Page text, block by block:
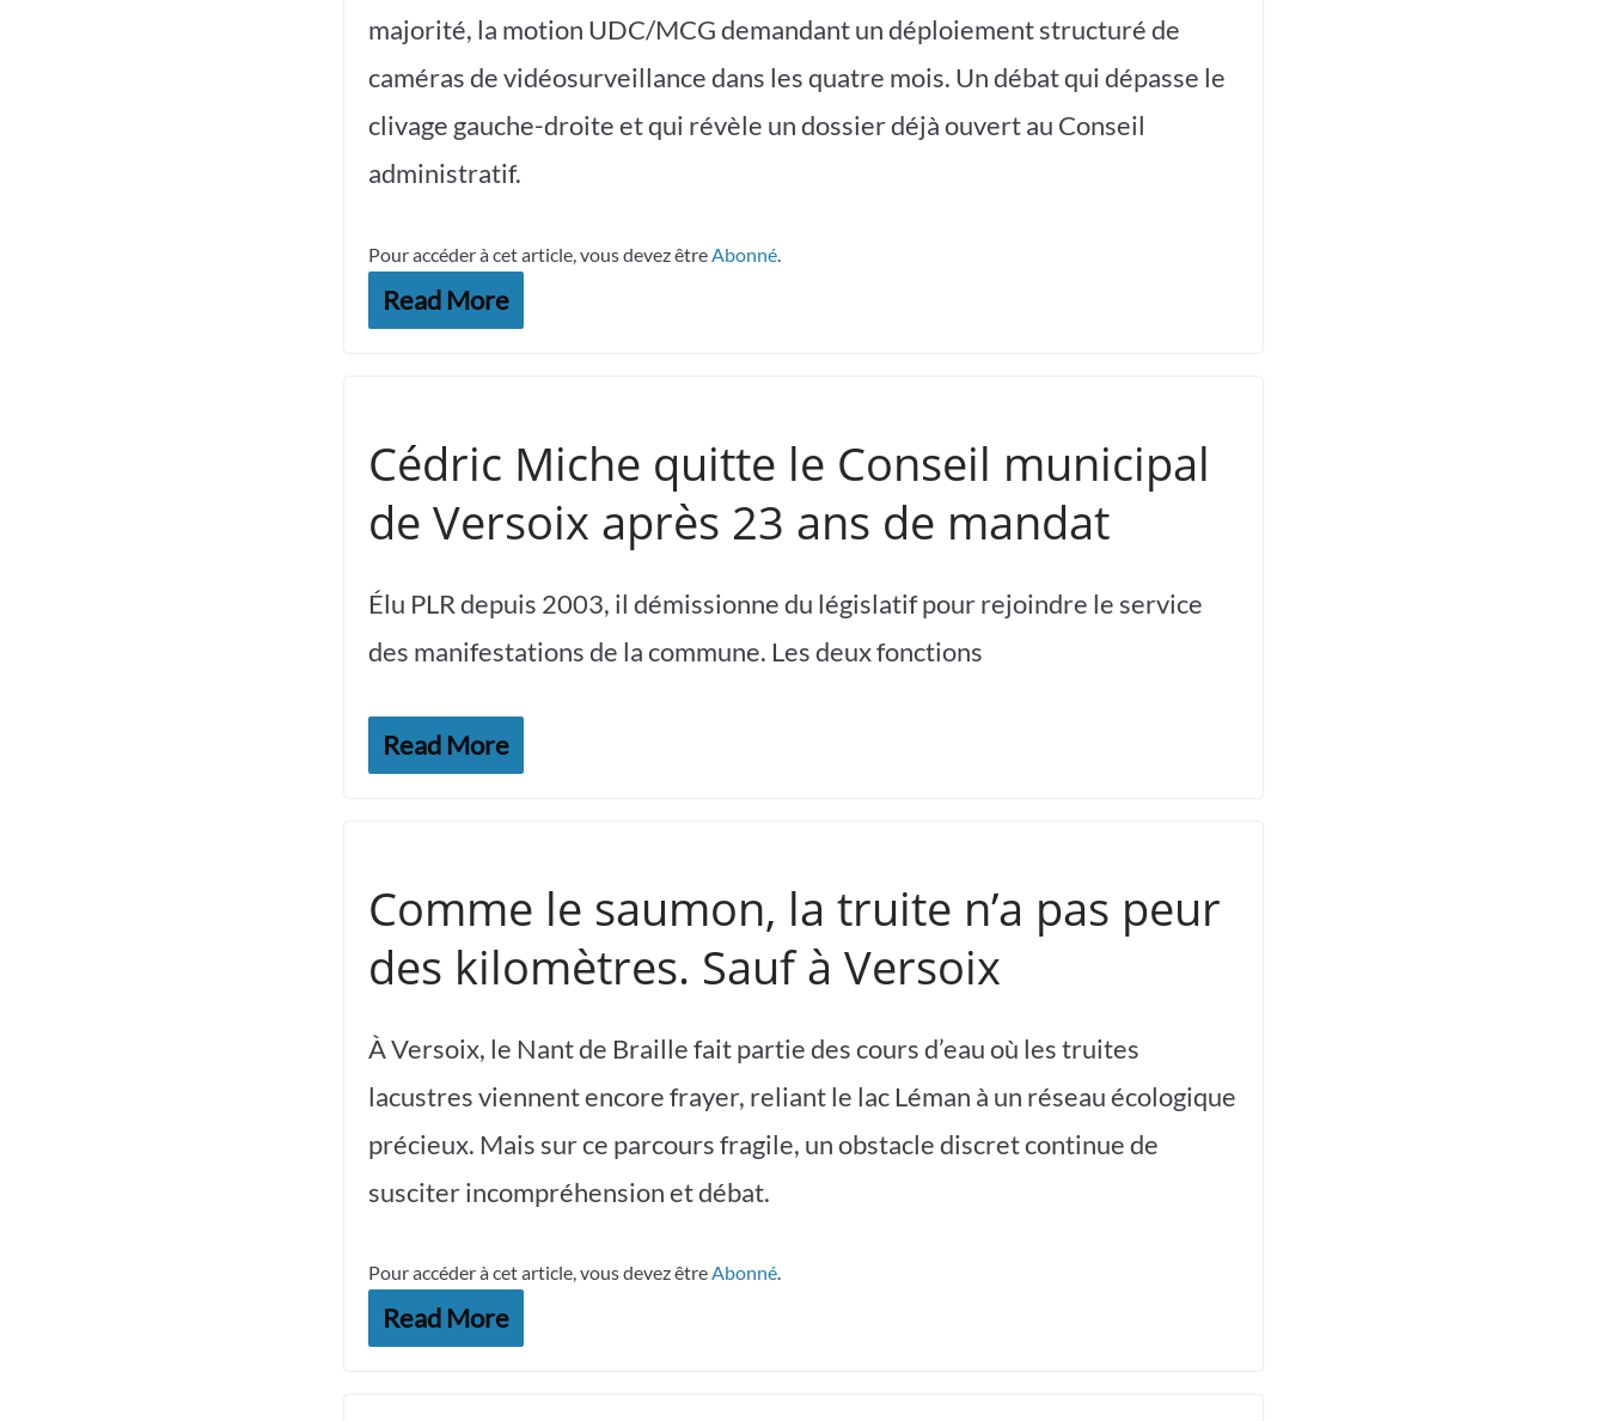
majorité, la motion UDC/MCG demandant un déploiement structuré de
caméras de vidéosurveillance dans les quatre mois. Un débat qui dépasse le
clivage gauche-droite et qui révèle un dossier déjà ouvert au Conseil
administratif.
Pour accéder à cet article, vous devez êtreAbonné.
Read More
Cédric Miche quitte le Conseil municipal
de Versoix après 23 ans de mandat
Élu PLR depuis 2003, il démissionne du législatif pour rejoindre le service
des manifestations de la commune. Les deux fonctions
Read More
Comme le saumon, la truite n’a pas peur
des kilomètres. Sauf à Versoix
À Versoix, le Nant de Braille fait partie des cours d’eau où les truites
lacustres viennent encore frayer, reliant le lac Léman à un réseau écologique
précieux. Mais sur ce parcours fragile, un obstacle discret continue de
susciter incompréhension et débat.
Pour accéder à cet article, vous devez êtreAbonné.
Read More